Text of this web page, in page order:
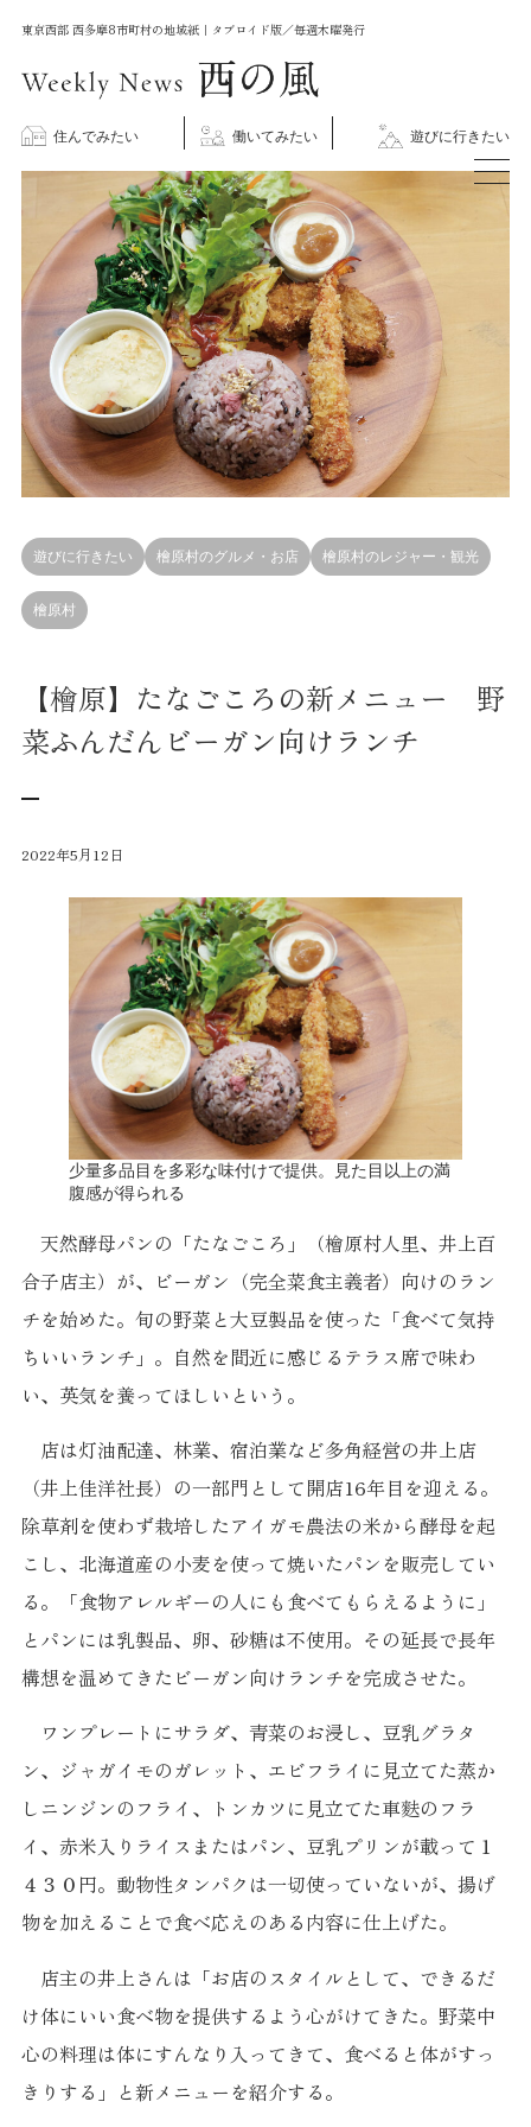
東京西部 西多摩8市町村の地域紙｜タブロイド版／毎週木曜発行
住んでみたい 働いてみたい 遊びに行きたい
遊びに行きたい 檜原村のグルメ・お店 檜原村のレジャー・観光
檜原村
【檜原】たなごころの新メニュー 野
菜ふんだんビーガン向けランチ
2022年5月12日
少量多品目を多彩な味付けで提供。見た目以上の満
腹感が得られる
天然酵母パンの「たなごころ」（檜原村人里、井上百
合子店主）が、ビーガン（完全菜食主義者）向けのラン
チを始めた。旬の野菜と大豆製品を使った「食べて気持
ちいいランチ」。自然を間近に感じるテラス席で味わ
い、英気を養ってほしいという。
店は灯油配達、林業、宿泊業など多角経営の井上店
（井上佳洋社長）の一部門として開店16年目を迎える。
除草剤を使わず栽培したアイガモ農法の米から酵母を起
こし、北海道産の小麦を使って焼いたパンを販売してい
る。「食物アレルギーの人にも食べてもらえるように」
とパンには乳製品、卵、砂糖は不使用。その延長で長年
構想を温めてきたビーガン向けランチを完成させた。
ワンプレートにサラダ、青菜のお浸し、豆乳グラタ
ン、ジャガイモのガレット、エビフライに見立てた蒸か
しニンジンのフライ、トンカツに見立てた車麩のフラ
イ、赤米入りライスまたはパン、豆乳プリンが載って１
４３０円。動物性タンパクは一切使っていないが、揚げ
物を加えることで食べ応えのある内容に仕上げた。
店主の井上さんは「お店のスタイルとして、できるだ
け体にいい食べ物を提供するよう心がけてきた。野菜中
心の料理は体にすんなり入ってきて、食べると体がすっ
きりする」と新メニューを紹介する。